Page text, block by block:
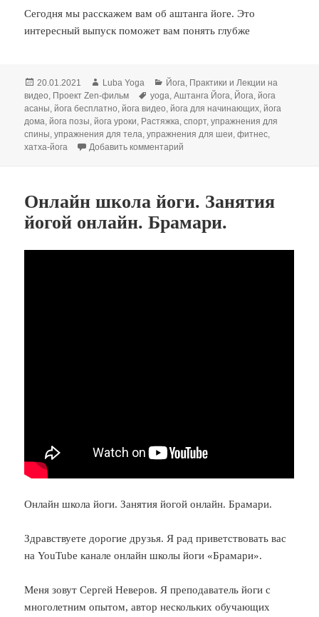
Сегодня мы расскажем вам об аштанга йоге. Это
интересный выпуск поможет вам понять глубже
Опубликовано
20.01.2021 Автор
Luba Yoga Рубрики
Йога, Практики и Лекции на
видео, Проект Zen-фильм Метки
yoga,Аштанга Йога, Йога,йога
асаны,йога бесплатно,йога видео,йога для начинающих,йога
дома,йога позы,йога уроки, Растяжка,спорт,упражнения для
спины,упражнения для тела,упражнения для шеи,фитнес,
хатха-йога
Добавить комментарий
Онлайн школа йоги. Занятия
йогой онлайн. Брамари.
Онлайн школа йоги. Занятия йогой онлайн. Брамари.
Здравствуете дорогие друзья. Я рад приветствовать вас
на YouTube канале онлайн школы йоги «Брамари».
Меня зовут Сергей Неверов. Я преподаватель йоги с
многолетним опытом, автор нескольких обучающих